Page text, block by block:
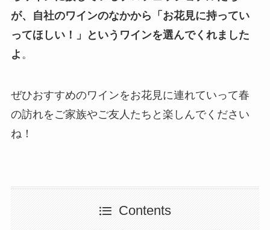
が、自社のワインのなかから「お花見に持ってい
ってほしい！」というワインを選んでくれました
よ 。
ぜひおすすめのワインをお花見に連れていって春
の訪れをご家族やご友人たちと楽しんでください
ね！
Contents